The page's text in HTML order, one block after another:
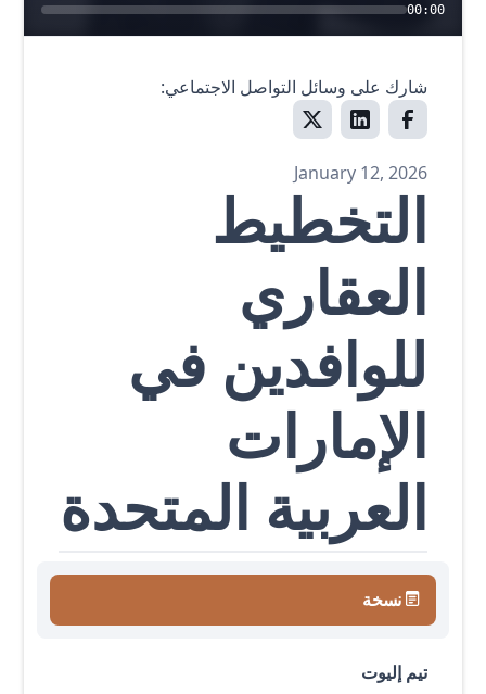
00:00
شارك على وسائل التواصل الاجتماعي:
January 12, 2026
التخطيط
العقاري
للوافدين في
الإمارات
العربية المتحدة
نسخة
تيم إليوت